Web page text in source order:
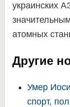
украинских
атомных
Другие
Умер
спорт,